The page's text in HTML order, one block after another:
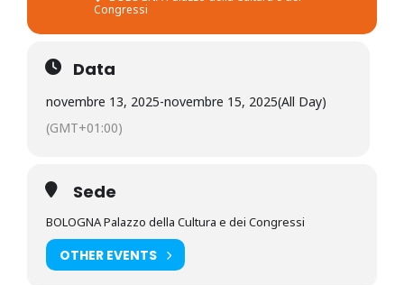
Congressi
Data
novembre 13, 2025-novembre 15, 2025(All Day)
(GMT+01:00)
Sede
BOLOGNA Palazzo della Cultura e dei Congressi
OTHER EVENTS